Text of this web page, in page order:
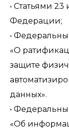
• Статьями
Федерации;
•
«О
защите
данных».
•
«Об